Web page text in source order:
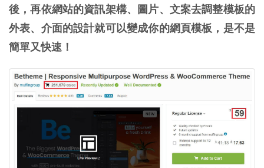
後，再依網站的資訊架構、圖片、文案去調整模板的
外表、介面的設計就可以變成你的網頁模板，是不是
簡單又快速！